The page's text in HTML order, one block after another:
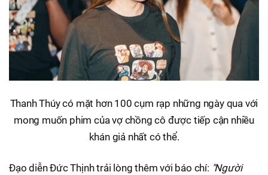
Thanh Thúy có mặt hơn 100 cụm rạp những ngày qua với
mong muốn phim của vợ chồng cô được tiếp cận nhiều
khán giả nhất có thể.
Đạo diễn Đức Thịnh trải lòng thêm với báo chí: "Người